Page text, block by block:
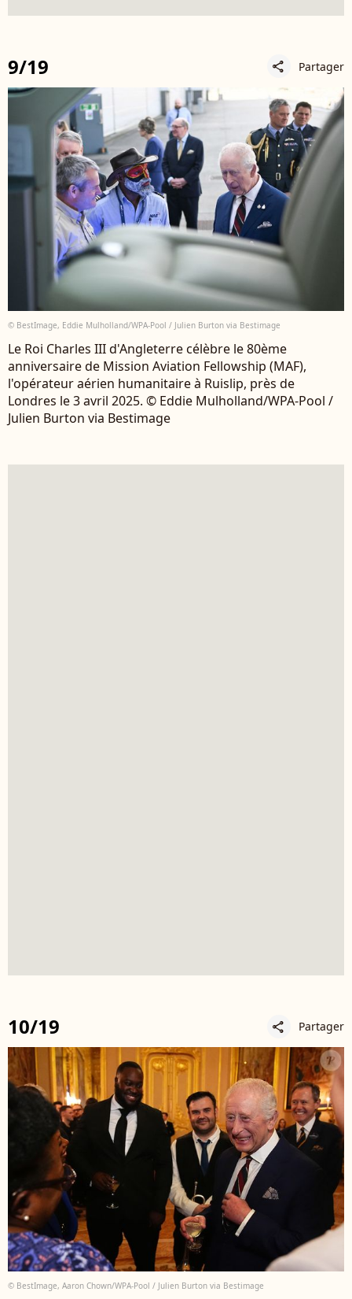
9/19 share Partager
© BestImage, Eddie Mulholland/WPA-Pool / Julien Burton via Bestimage
Le Roi Charles III d'Angleterre célèbre le 80ème
anniversaire de Mission Aviation Fellowship (MAF),
l'opérateur aérien humanitaire à Ruislip, près de
Londres le 3 avril 2025. © Eddie Mulholland/WPA-Pool /
Julien Burton via Bestimage
10/19 share Partager
© BestImage, Aaron Chown/WPA-Pool / Julien Burton via Bestimage